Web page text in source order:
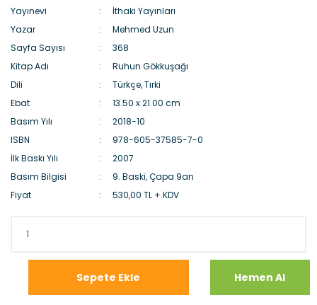
Yayınevi
İthaki Yayınları
Yazar
Mehmed Uzun
Sayfa Sayısı
368
Kitap Adı
Ruhun Gökkuşağı
Dili
Türkçe, Tırki
Ebat
13.50 x 21.00 cm
Basım Yılı
2018-10
ISBN
978-605-37585-7-0
İlk Baskı Yılı
2007
Basım Bilgisi
9. Baski, Çapa 9an
Fiyat
530,00 TL + KDV
Sepete Ekle Hemen Al